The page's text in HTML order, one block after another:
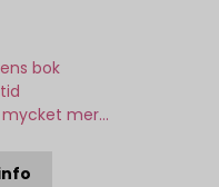
bok
mer...